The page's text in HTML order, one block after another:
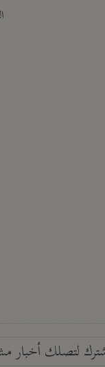
لتصلك أخبار